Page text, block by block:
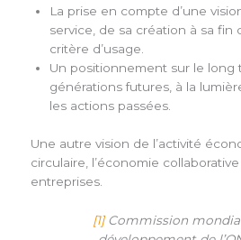
La prise en compte d’une
service, de sa création à sa fin
critère d’usage.
Un positionnement sur le long
générations futures, à la
les actions passées.
Une autre vision de l’activité
circulaire, l’économie
entreprises.
[1]Commission